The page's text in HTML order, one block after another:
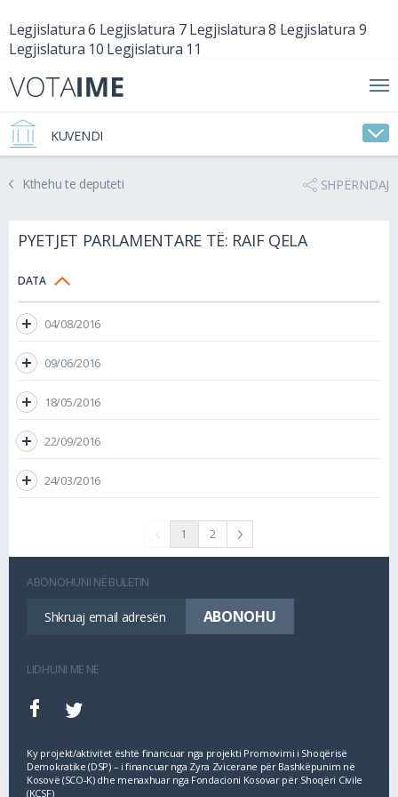
Legjislatura 6 Legjislatura 7 Legjislatura 8 Legjislatura 9
Legjislatura 10 Legjislatura 11
KUVENDI
Kthehu te deputeti SHPËRNDAJ
PYETJET PARLAMENTARE TË: RAIF QELA
DATA
04/08/2016
09/06/2016
18/05/2016
22/09/2016
24/03/2016
1 2
ABONOHUNI NË BULETIN
LIDHUNI ME NE
Ky projekt/aktivitet është financuar nga projekti Promovimi i Shoqërisë
Demokratike (DSP) – i financuar nga Zyra Zvicerane për Bashkëpunim në
Kosovë (SCO‐K) dhe menaxhuar nga Fondacioni Kosovar për Shoqëri Civile
(KCSF)